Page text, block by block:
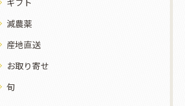
ギフト
減農薬
産地直送
お取り寄せ
旬